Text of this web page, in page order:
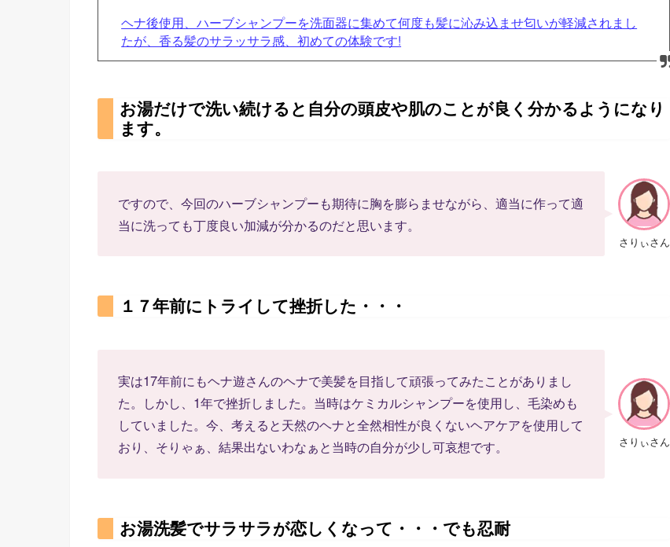
ヘナ後使用、ハーブシャンプーを洗面器に集めて何度も髪に沁み込ませ匂いが軽減されまし
たが、香る髪のサラッサラ感、初めての体験です!
お湯だけで洗い続けると自分の頭皮や肌のことが良く分かるようになり
ます。
さりぃさん
ですので、今回のハーブシャンプーも期待に胸を膨らませながら、適当に作って適
当に洗っても丁度良い加減が分かるのだと思います。
１７年前にトライして挫折した・・・
さりぃさん
実は17年前にもヘナ遊さんのヘナで美髪を目指して頑張ってみたことがありまし
た。しかし、1年で挫折しました。当時はケミカルシャンプーを使用し、毛染めも
していました。今、考えると天然のヘナと全然相性が良くないヘアケアを使用して
おり、そりゃぁ、結果出ないわなぁと当時の自分が少し可哀想です。
お湯洗髪でサラサラが恋しくなって・・・でも忍耐